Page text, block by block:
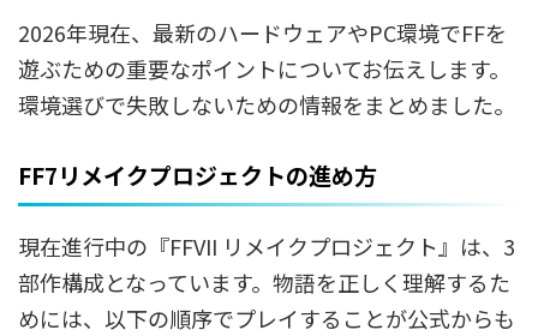
2026年現在、最新のハードウェアやPC環境でFFを
遊ぶための重要なポイントについてお伝えします。
環境選びで失敗しないための情報をまとめました。
FF7リメイクプロジェクトの進め方
現在進行中の『FFVII リメイクプロジェクト』は、3
部作構成となっています。物語を正しく理解するた
めには、以下の順序でプレイすることが公式からも